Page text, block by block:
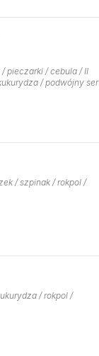
/ pieczarki / cebula / II
/ podwójny ser
/ szpinak / rokpol /
/ rokpol /